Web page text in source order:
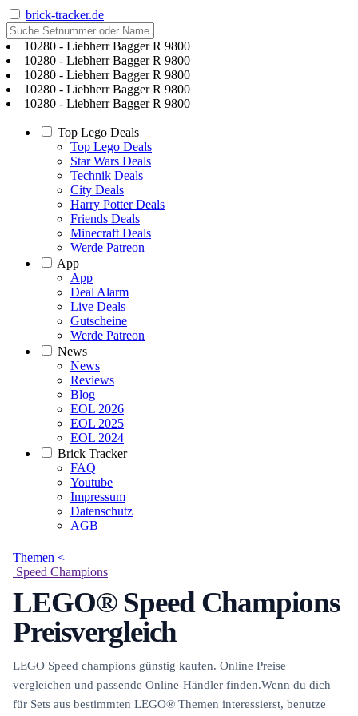
brick-tracker.de
10280 - Liebherr Bagger R 9800
10280 - Liebherr Bagger R 9800
10280 - Liebherr Bagger R 9800
10280 - Liebherr Bagger R 9800
10280 - Liebherr Bagger R 9800
Top Lego Deals
Top Lego Deals
Star Wars Deals
Technik Deals
City Deals
Harry Potter Deals
Friends Deals
Minecraft Deals
Werde Patreon
App
App
Deal Alarm
Live Deals
Gutscheine
Werde Patreon
News
News
Reviews
Blog
EOL 2026
EOL 2025
EOL 2024
Brick Tracker
FAQ
Youtube
Impressum
Datenschutz
AGB
Themen <
Speed Champions
LEGO® Speed Champions
Preisvergleich
LEGO Speed champions günstig kaufen. Online Preise
vergleichen und passende Online-Händler finden.Wenn du dich
für Sets aus bestimmten LEGO® Themen interessierst, benutze